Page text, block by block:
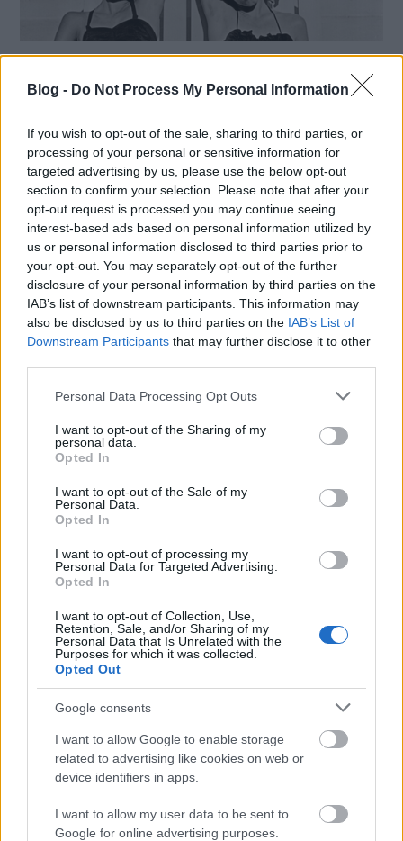
Blog - Do Not Process My Personal Information
If you wish to opt-out of the sale, sharing to third parties, or
processing of your personal or sensitive information for
targeted advertising by us, please use the below opt-out
section to confirm your selection. Please note that after your
opt-out request is processed you may continue seeing
interest-based ads based on personal information utilized by
us or personal information disclosed to third parties prior to
your opt-out. You may separately opt-out of the further
disclosure of your personal information by third parties on the
IAB’s list of downstream participants. This information may
also be disclosed by us to third parties on the IAB’s List of
Downstream Participants that may further disclose it to other
Please note that this website/app uses one or more Google
not limited to your visit or usage behaviour. You may click to
grant or deny consent to Google and its third-party tags to
use your data for below specified purposes in below Google
consent section.
Personal Data Processing Opt Outs
I want to opt-out of the Sharing of my
personal data.
Opted In
I want to opt-out of the Sale of my
Personal Data.
Opted In
I want to opt-out of processing my
Personal Data for Targeted Advertising.
Opted In
I want to opt-out of Collection, Use,
Retention, Sale, and/or Sharing of my
Personal Data that Is Unrelated with the
Purposes for which it was collected.
Opted Out
Google consents
I want to allow Google to enable storage
related to advertising like cookies on web or
device identifiers in apps.
I want to allow my user data to be sent to
Google for online advertising purposes.
125 éve született Louise Dahl-
Wolfe, a divatfotózás
ikonikus alakja
A 125 évvel ezelőtt, 1895. november 19-én, San
Franciscóban született Louise Dahl-Wolfe az egyik
leghíresebb női divatfotósként ismert, akinek
különleges presztízst adott a Harper's Bazaar-nál...
2020 / 11 / 19 Tovább
Bánkuti András 30 éve
készült Alkony című
fotójának története
Születésemtől kétnyelvű vagyok, anyám orosz,
apám magyar volt. Így két kultúrával ismerkedtem
meg kezdetektől fogva. Apám, Bánkuti Gábor jó
nevű rádióriporter volt, vele sokszor jártam olyan...
2020 / 11 / 06